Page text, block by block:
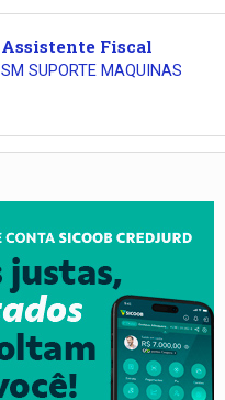
Assistente Fiscal
SM SUPORTE MAQUINAS